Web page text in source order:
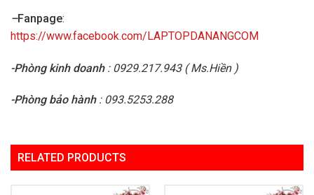
–Fanpage:
https://www.facebook.com/LAPTOPDANANGCOM
-Phòng kinh doanh: 0929.217.943 ( Ms.Hiền )
-Phòng bảo hành: 093.5253.288
RELATED PRODUCTS